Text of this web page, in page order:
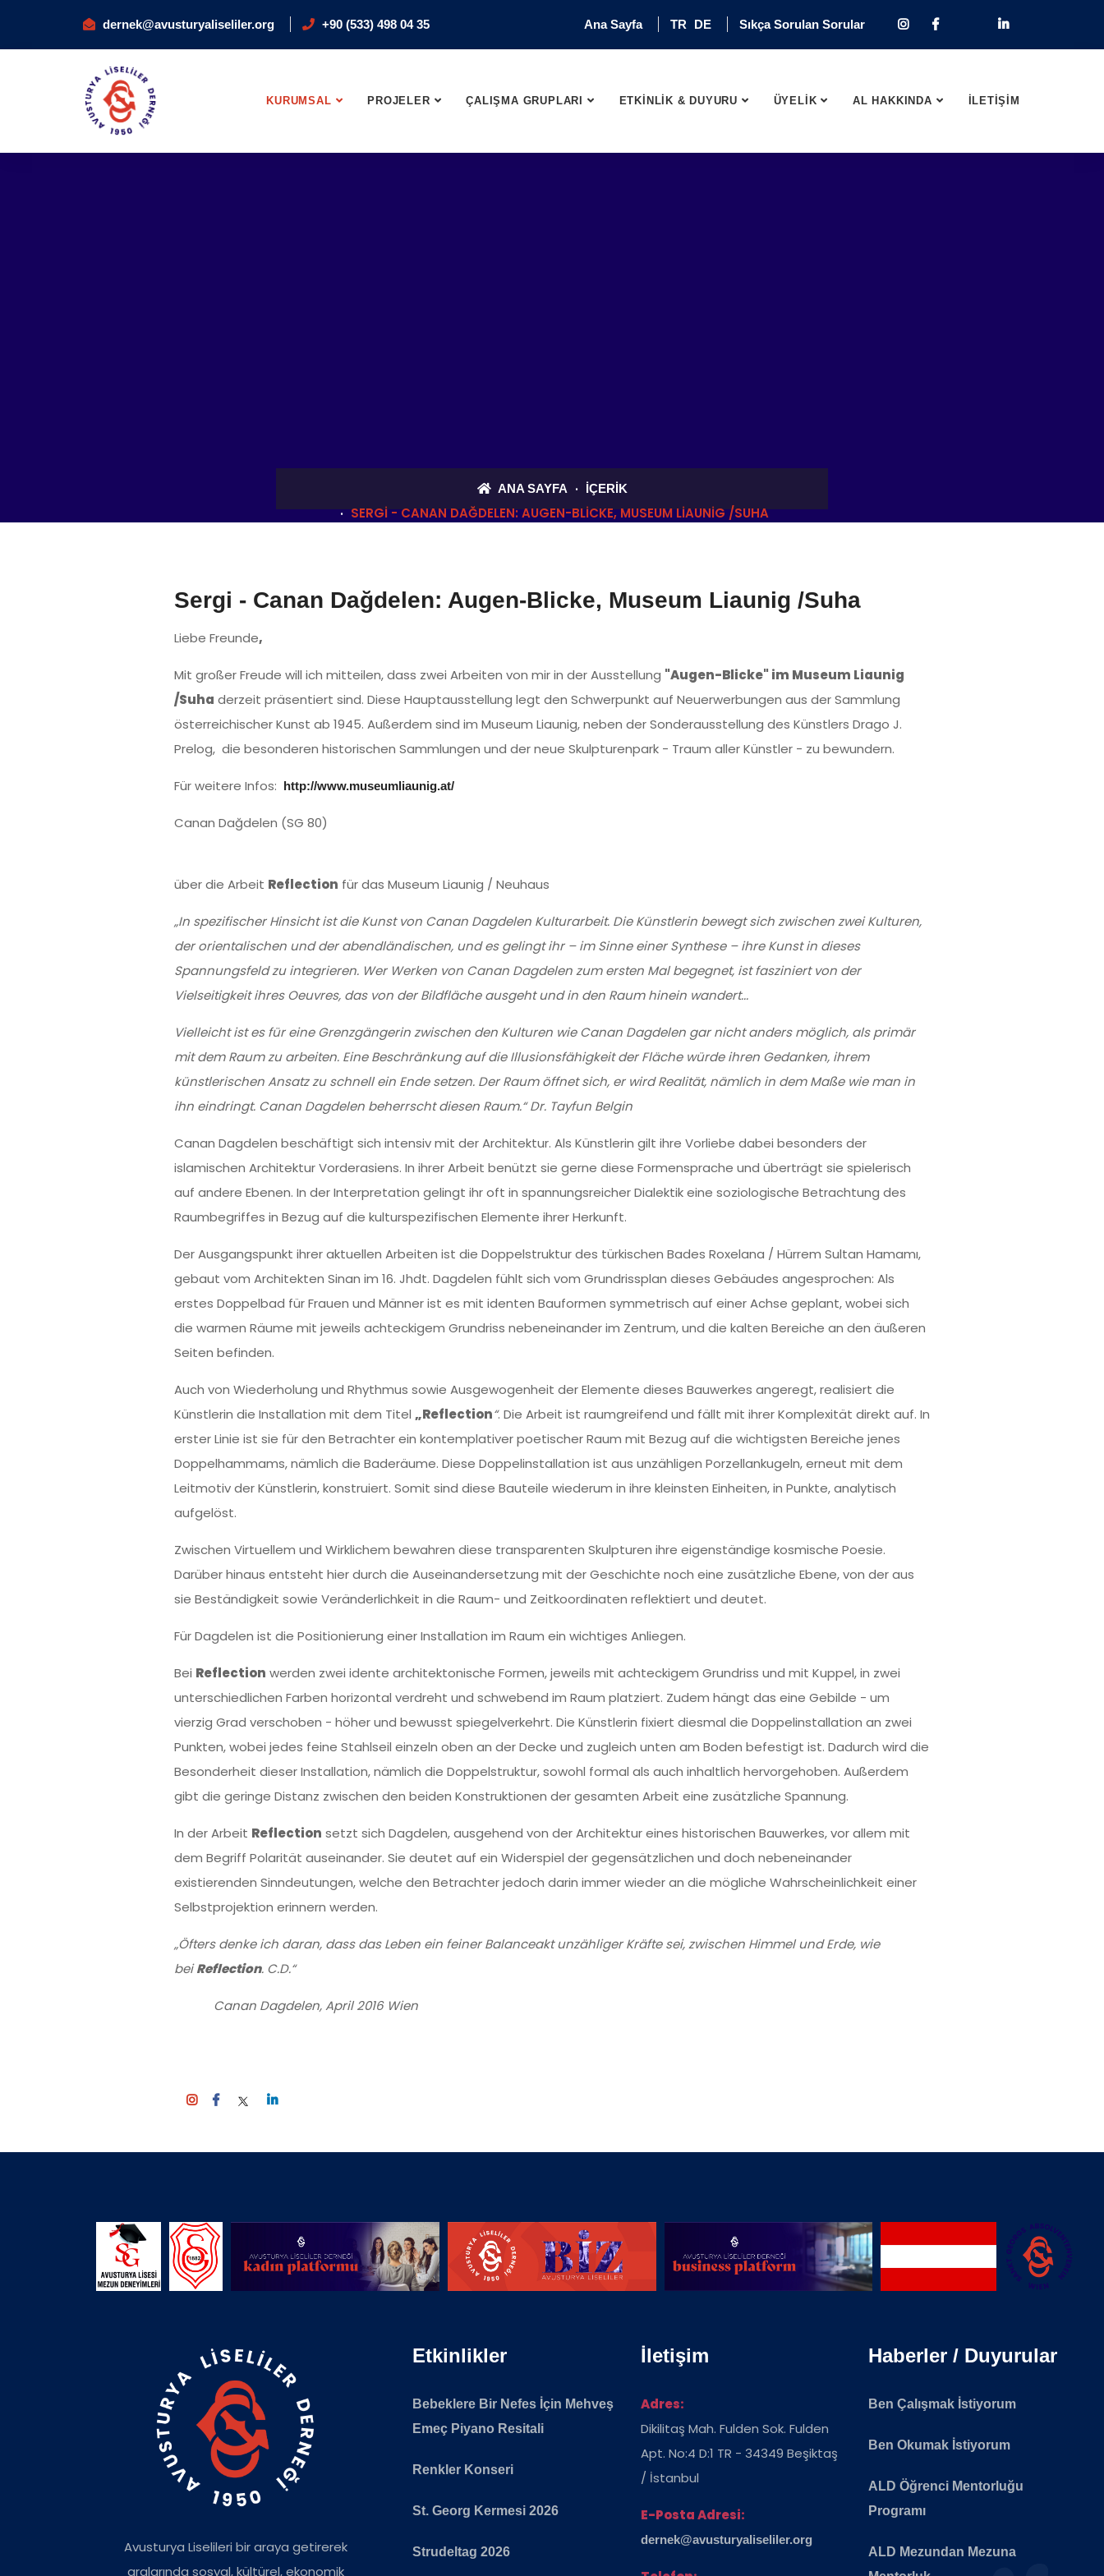
dernek@avusturyaliseliler.org +90 (533) 498 04 35 Ana Sayfa TR DE Sıkça Sorulan Sorular
KURUMSAL PROJELER ÇALIŞMA GRUPLARI ETKİNLİK & DUYURU ÜYELİK AL HAKKINDA İLETİŞİM
ANA SAYFA İÇERIK
SERGI - CANAN DAĞDELEN: AUGEN-BLICKE, MUSEUM LIAUNIG /SUHA
Sergi - Canan Dağdelen: Augen-Blicke, Museum Liaunig /Suha
Liebe Freunde,
Mit großer Freude will ich mitteilen, dass zwei Arbeiten von mir in der Ausstellung "Augen-Blicke" im Museum Liaunig
/Suha derzeit präsentiert sind. Diese Hauptausstellung legt den Schwerpunkt auf Neuerwerbungen aus der Sammlung
österreichischer Kunst ab 1945. Außerdem sind im Museum Liaunig, neben der Sonderausstellung des Künstlers Drago J.
Prelog, die besonderen historischen Sammlungen und der neue Skulpturenpark - Traum aller Künstler - zu bewundern.
Für weitere Infos: http://www.museumliaunig.at/
Canan Dağdelen (SG 80)
über die Arbeit Reflection für das Museum Liaunig / Neuhaus
„In spezifischer Hinsicht ist die Kunst von Canan Dagdelen Kulturarbeit. Die Künstlerin bewegt sich zwischen zwei Kulturen,
der orientalischen und der abendländischen, und es gelingt ihr – im Sinne einer Synthese – ihre Kunst in dieses
Spannungsfeld zu integrieren. Wer Werken von Canan Dagdelen zum ersten Mal begegnet, ist fasziniert von der
Vielseitigkeit ihres Oeuvres, das von der Bildfläche ausgeht und in den Raum hinein wandert...
Vielleicht ist es für eine Grenzgängerin zwischen den Kulturen wie Canan Dagdelen gar nicht anders möglich, als primär
mit dem Raum zu arbeiten. Eine Beschränkung auf die Illusionsfähigkeit der Fläche würde ihren Gedanken, ihrem
künstlerischen Ansatz zu schnell ein Ende setzen. Der Raum öffnet sich, er wird Realität, nämlich in dem Maße wie man in
ihn eindringt. Canan Dagdelen beherrscht diesen Raum.“ Dr. Tayfun Belgin
Canan Dagdelen beschäftigt sich intensiv mit der Architektur. Als Künstlerin gilt ihre Vorliebe dabei besonders der
islamischen Architektur Vorderasiens. In ihrer Arbeit benützt sie gerne diese Formensprache und überträgt sie spielerisch
auf andere Ebenen. In der Interpretation gelingt ihr oft in spannungsreicher Dialektik eine soziologische Betrachtung des
Raumbegriffes in Bezug auf die kulturspezifischen Elemente ihrer Herkunft.
Der Ausgangspunkt ihrer aktuellen Arbeiten ist die Doppelstruktur des türkischen Bades Roxelana / Hürrem Sultan Hamamı,
gebaut vom Architekten Sinan im 16. Jhdt. Dagdelen fühlt sich vom Grundrissplan dieses Gebäudes angesprochen: Als
erstes Doppelbad für Frauen und Männer ist es mit identen Bauformen symmetrisch auf einer Achse geplant, wobei sich
die warmen Räume mit jeweils achteckigem Grundriss nebeneinander im Zentrum, und die kalten Bereiche an den äußeren
Seiten befinden.
Auch von Wiederholung und Rhythmus sowie Ausgewogenheit der Elemente dieses Bauwerkes angeregt, realisiert die
Künstlerin die Installation mit dem Titel „Reflection“. Die Arbeit ist raumgreifend und fällt mit ihrer Komplexität direkt auf. In
erster Linie ist sie für den Betrachter ein kontemplativer poetischer Raum mit Bezug auf die wichtigsten Bereiche jenes
Doppelhammams, nämlich die Baderäume. Diese Doppelinstallation ist aus unzähligen Porzellankugeln, erneut mit dem
Leitmotiv der Künstlerin, konstruiert. Somit sind diese Bauteile wiederum in ihre kleinsten Einheiten, in Punkte, analytisch
aufgelöst.
Zwischen Virtuellem und Wirklichem bewahren diese transparenten Skulpturen ihre eigenständige kosmische Poesie.
Darüber hinaus entsteht hier durch die Auseinandersetzung mit der Geschichte noch eine zusätzliche Ebene, von der aus
sie Beständigkeit sowie Veränderlichkeit in die Raum- und Zeitkoordinaten reflektiert und deutet.
Für Dagdelen ist die Positionierung einer Installation im Raum ein wichtiges Anliegen.
Bei Reflection werden zwei idente architektonische Formen, jeweils mit achteckigem Grundriss und mit Kuppel, in zwei
unterschiedlichen Farben horizontal verdreht und schwebend im Raum platziert. Zudem hängt das eine Gebilde - um
vierzig Grad verschoben - höher und bewusst spiegelverkehrt. Die Künstlerin fixiert diesmal die Doppelinstallation an zwei
Punkten, wobei jedes feine Stahlseil einzeln oben an der Decke und zugleich unten am Boden befestigt ist. Dadurch wird die
Besonderheit dieser Installation, nämlich die Doppelstruktur, sowohl formal als auch inhaltlich hervorgehoben. Außerdem
gibt die geringe Distanz zwischen den beiden Konstruktionen der gesamten Arbeit eine zusätzliche Spannung.
In der Arbeit Reflection setzt sich Dagdelen, ausgehend von der Architektur eines historischen Bauwerkes, vor allem mit
dem Begriff Polarität auseinander. Sie deutet auf ein Widerspiel der gegensätzlichen und doch nebeneinander
existierenden Sinndeutungen, welche den Betrachter jedoch darin immer wieder an die mögliche Wahrscheinlichkeit einer
Selbstprojektion erinnern werden.
„Öfters denke ich daran, dass das Leben ein feiner Balanceakt unzähliger Kräfte sei, zwischen Himmel und Erde, wie
beiReflection. C.D.“
Canan Dagdelen, April 2016 Wien
Avusturya Liselileri bir araya getirerek
aralarında sosyal, kültürel, ekonomik
Etkinlikler
Bebeklere Bir Nefes İçin Mehveş
Emeç Piyano Resitali
Renkler Konseri
St. Georg Kermesi 2026
Strudeltag 2026
İletişim
Adres:
Dikilitaş Mah. Fulden Sok. Fulden
Apt. No:4 D:1 TR - 34349 Beşiktaş
/ İstanbul
E-Posta Adresi:
dernek@avusturyaliseliler.org
Haberler / Duyurular
Ben Çalışmak İstiyorum
Ben Okumak İstiyorum
ALD Öğrenci Mentorluğu
Programı
ALD Mezundan Mezuna